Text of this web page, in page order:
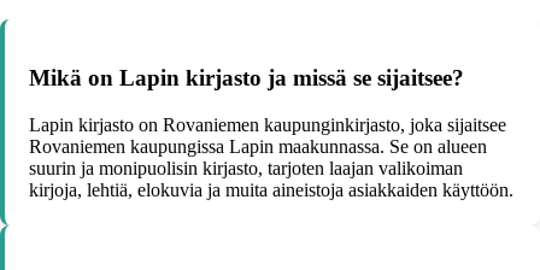
Mikä on Lapin kirjasto ja missä se sijaitsee?
Lapin kirjasto on Rovaniemen kaupunginkirjasto, joka sijaitsee
Rovaniemen kaupungissa Lapin maakunnassa. Se on alueen
suurin ja monipuolisin kirjasto, tarjoten laajan valikoiman
kirjoja, lehtiä, elokuvia ja muita aineistoja asiakkaiden käyttöön.